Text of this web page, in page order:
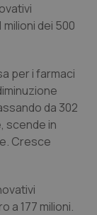
dei 500
per i farmaci
da 302
scende in
Cresce
a 177 milioni.